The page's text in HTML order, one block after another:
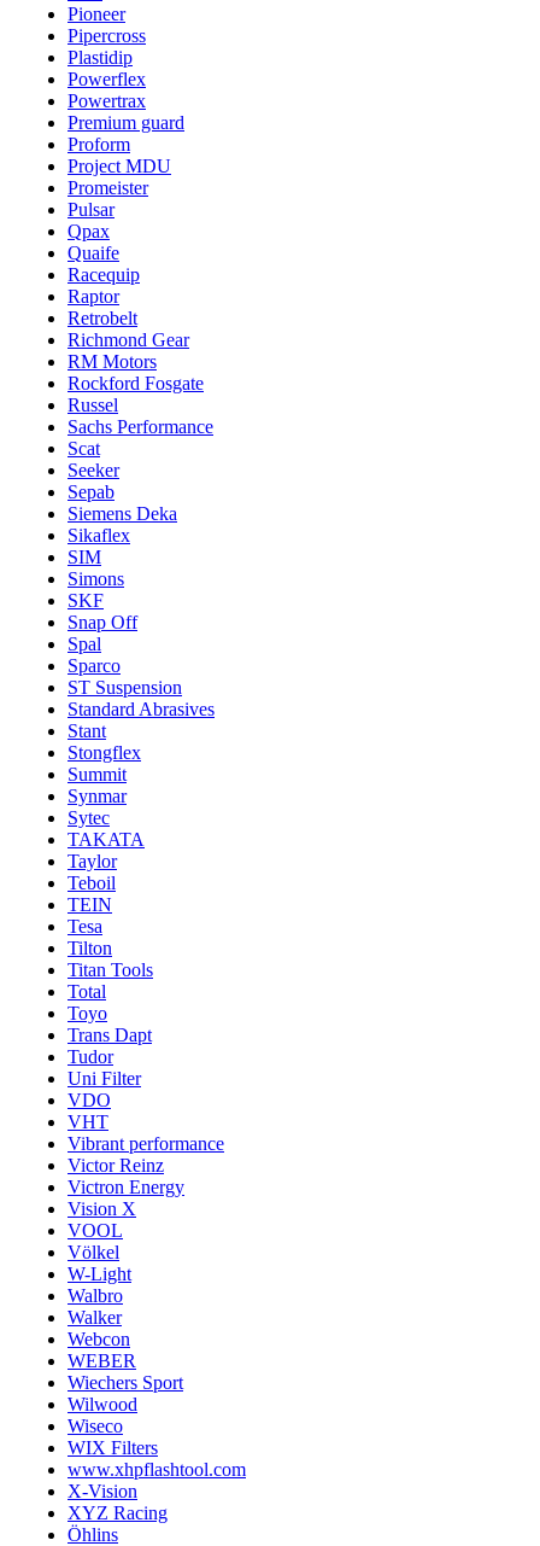
Pioneer
Pipercross
Plastidip
Powerflex
Powertrax
Premium guard
Proform
Project MDU
Promeister
Pulsar
Qpax
Quaife
Racequip
Raptor
Retrobelt
Richmond Gear
RM Motors
Rockford Fosgate
Russel
Sachs Performance
Scat
Seeker
Sepab
Siemens Deka
Sikaflex
SIM
Simons
SKF
Snap Off
Spal
Sparco
ST Suspension
Standard Abrasives
Stant
Stongflex
Summit
Synmar
Sytec
TAKATA
Taylor
Teboil
TEIN
Tesa
Tilton
Titan Tools
Total
Toyo
Trans Dapt
Tudor
Uni Filter
VDO
VHT
Vibrant performance
Victor Reinz
Victron Energy
Vision X
VOOL
Völkel
W-Light
Walbro
Walker
Webcon
WEBER
Wiechers Sport
Wilwood
Wiseco
WIX Filters
www.xhpflashtool.com
X-Vision
XYZ Racing
Öhlins